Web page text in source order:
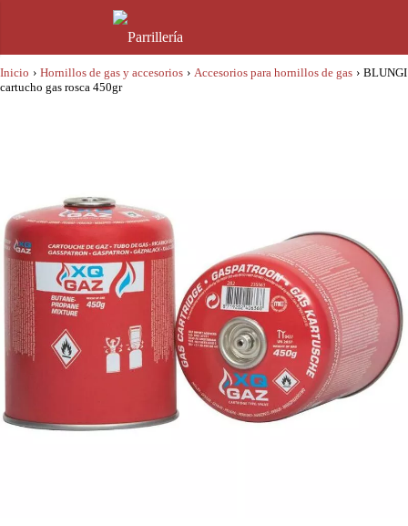
Inicio › Hornillos de gas y accesorios › Accesorios para hornillos de gas › BLUNGI
cartucho gas rosca 450gr